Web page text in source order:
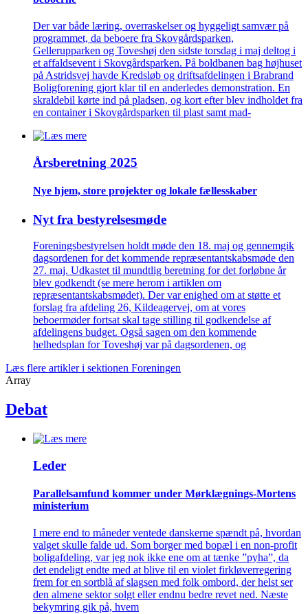
Der var både læring, overraskelser og hyggeligt samvær på
programmet, da beboere fra Skovgårdsparken,
Gellerupparken og Toveshøj den sidste torsdag i maj deltog i
et affaldsevent i Skovgårdsparken. På boldbanen bag højhuset
på Astridsvej havde Kredsløb og driftsafdelingen i Brabrand
Boligforening gjort klar til en anderledes demonstration. En
skraldebil kørte ind på pladsen, og kort efter blev indholdet fra
en container i Skovgårdsparken til plast samt mad-
Årsberetning 2025
Nye hjem, store projekter og lokale fælles­skaber
Nyt fra bestyrelsesmøde
Foreningsbestyrelsen holdt møde den 18. maj og gennemgik
dagsordenen for det kommende repræsentantskabsmøde den
27. maj. Udkastet til mundtlig beretning for det forløbne år
blev godkendt (se mere herom i artiklen om
repræsentantskabsmødet). Der var enighed om at støtte et
forslag fra afdeling 26, Kildeagervej, om at vores
beboermøder fortsat skal tage stilling til godkendelse af
afdelingens budget. Også sagen om den kommende
helhedsplan for Toveshøj var på dagsordenen, og
Læs flere artikler i sektionen Foreningen
Array
Debat
Leder
Parallelsamfund kommer under Mørklægnings-Mortens
ministerium
I mere end to måneder ventede danskerne spændt på, hvordan
valget skulle falde ud. Som borger med bopæl i en non-profit
boligafdeling, var jeg nok ikke ene om at tænke ”pyha”, da
det endeligt endte med at blive til en violet firkløverregering
frem for en sortblå af slagsen med folk ombord, der helst ser
den almene sektor solgt eller endnu bedre revet ned. Næste
bekymring gik på, hvem